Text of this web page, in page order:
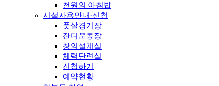
천원의 아침밥
시설사용안내·신청
풋살경기장
잔디운동장
창의설계실
체력단련실
신청하기
예약현황